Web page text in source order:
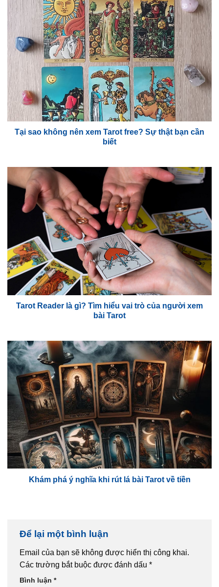
Tại sao không nên xem Tarot free? Sự thật bạn cần
biết
Tarot Reader là gì? Tìm hiểu vai trò của người xem
bài Tarot
Khám phá ý nghĩa khi rút lá bài Tarot về tiền
Để lại một bình luận
Email của bạn sẽ không được hiển thị công khai.
Các trường bắt buộc được đánh dấu *
Bình luận *